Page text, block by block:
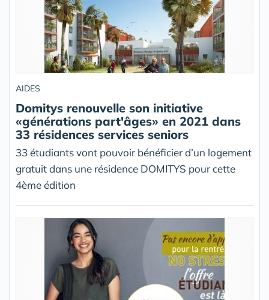
AIDES
Domitys renouvelle son initiative
«générations part'âges» en 2021 dans
33 résidences services seniors
33 étudiants vont pouvoir bénéficier d’un logement
gratuit dans une résidence DOMITYS pour cette
4ème édition